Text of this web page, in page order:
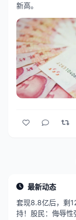
新高。
最新动态
套现8.8亿后，剩
持！股民：侮辱性